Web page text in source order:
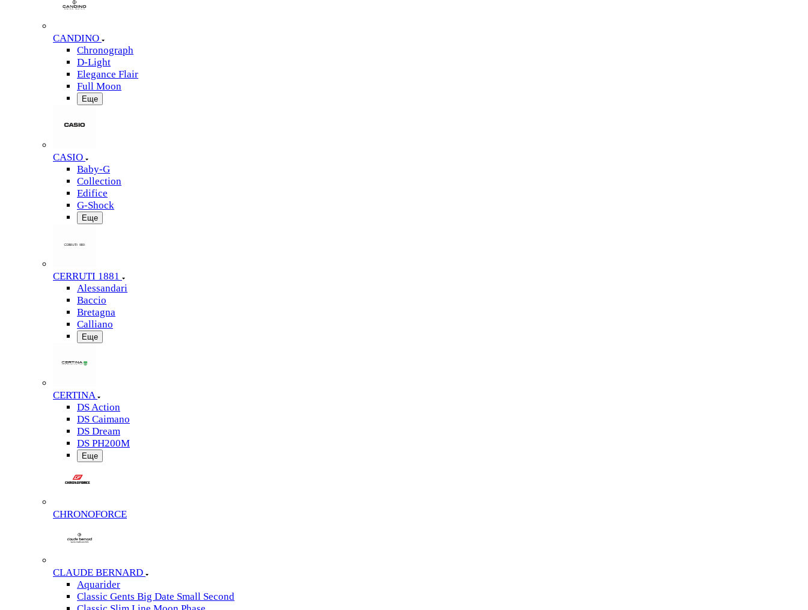
CANDINO
Chronograph
D-Light
Elegance Flair
Full Moon
Еще
CASIO
Baby-G
Collection
Edifice
G-Shock
Еще
CERRUTI 1881
Alessandari
Baccio
Bretagna
Calliano
Еще
CERTINA
DS Action
DS Caimano
DS Dream
DS PH200M
Еще
CHRONOFORCE
CLAUDE BERNARD
Aquarider
Classic Gents Big Date Small Second